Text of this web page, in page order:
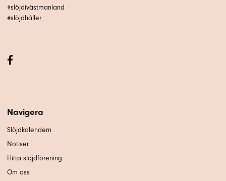
#slöjdivästmanland
#slöjdhåller
Navigera
Slöjdkalendern
Notiser
Hitta slöjdförening
Om oss